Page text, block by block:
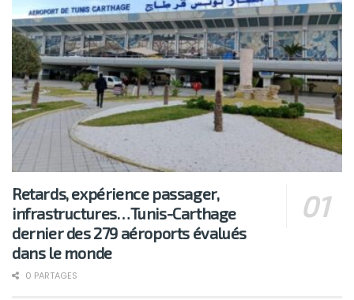
Retards, expérience passager,
infrastructures…Tunis-Carthage
dernier des 279 aéroports évalués
dans le monde
0 PARTAGES